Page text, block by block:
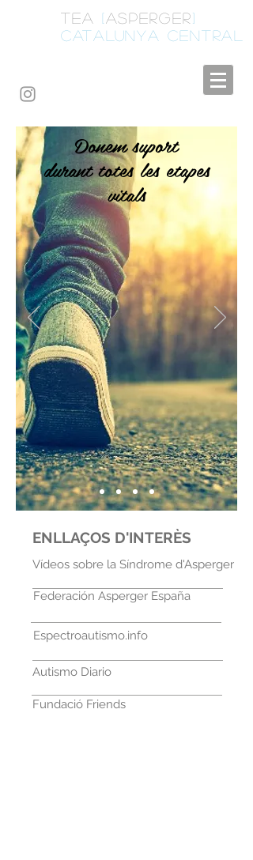
TEA [ASPERGER]
CATALUNYA CENTRAL
Donem suport
durant totes les etapes
vitals
ENLLAÇOS D'INTERÈS
Vídeos sobre la Síndrome d'Asperger
Federación Asperger España
Espectroautismo.info
Autismo Diario
Fundació Friends